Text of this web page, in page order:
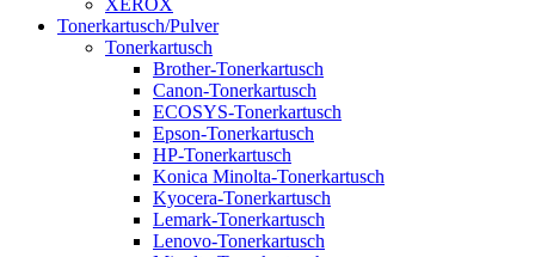
Tonerkartusch/Pulver
Tonerkartusch
Brother-Tonerkartusch
Canon-Tonerkartusch
ECOSYS-Tonerkartusch
Epson-Tonerkartusch
HP-Tonerkartusch
Konica Minolta-Tonerkartusch
Kyocera-Tonerkartusch
Lemark-Tonerkartusch
Lenovo-Tonerkartusch